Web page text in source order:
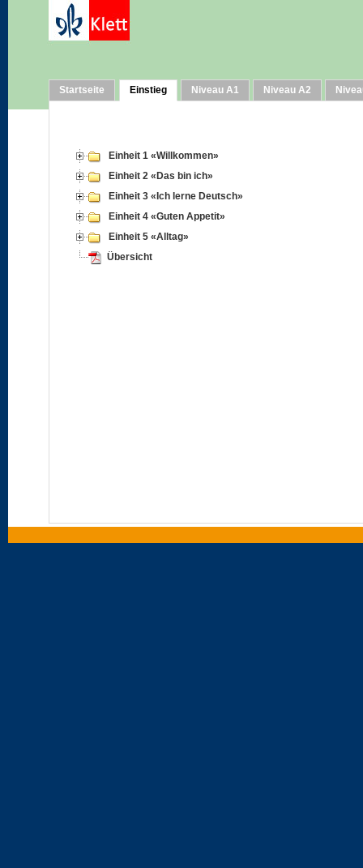
Startseite Einstieg Niveau A1 Niveau A2
Einheit 1 «Willkommen»
Einheit 2 «Das bin ich»
Einheit 3 «Ich lerne Deutsch»
Einheit 4 «Guten Appetit»
Einheit 5 «Alltag»
Übersicht